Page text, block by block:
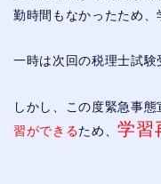
勤時間もなかったため、
一時は次回の税理士試験
しかし、この度緊急事態
習ができるため、学習